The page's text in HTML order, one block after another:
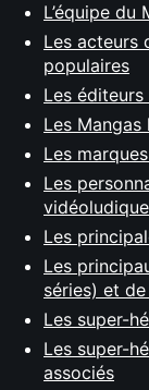
L’équipe du
Les acteurs
populaires
Les
Les
Les
Les
Les
Les
séries) et de
Les super-
Les super-
associés